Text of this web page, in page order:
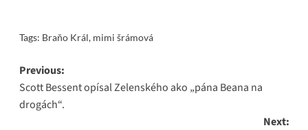
Tags: Braňo Král, mimi šrámová
Post
navigation
Previous:
Scott Bessent opísal Zelenského ako „pána Beana na
drogách“.
Next: